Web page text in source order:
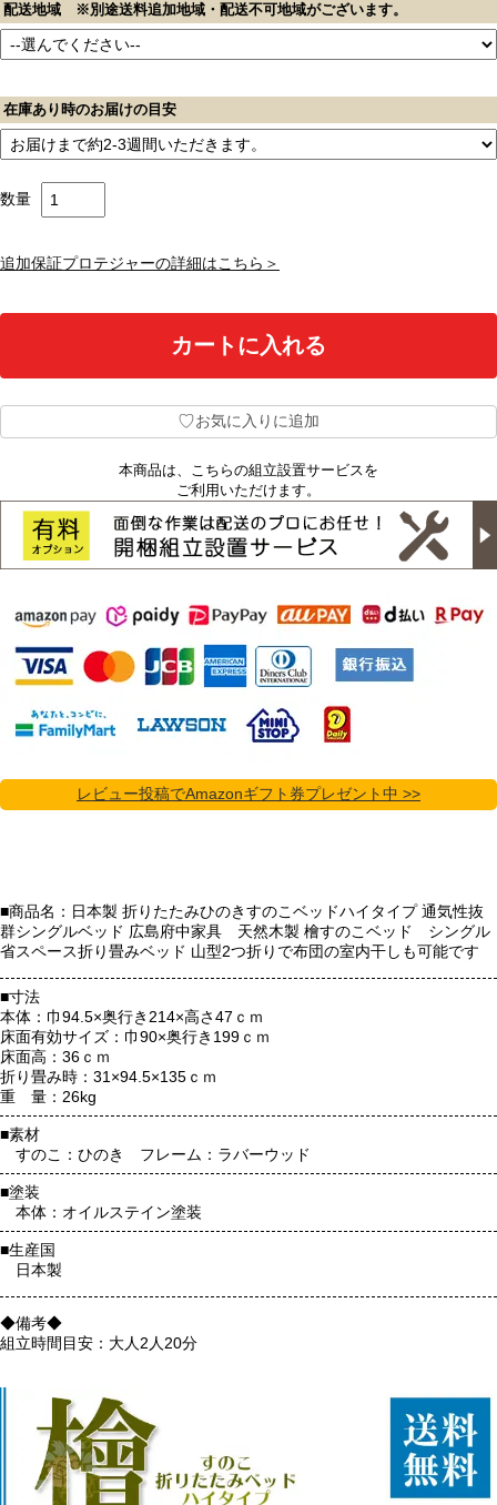
配送地域 ※別途送料追加地域・配送不可地域がございます。
在庫あり時のお届けの目安
数量
追加保証プロテジャーの詳細はこちら＞
♡お気に入りに追加
本商品は、こちらの組立設置サービスを
ご利用いただけます。
レビュー投稿でAmazonギフト券プレゼント中 >>
■商品名：日本製 折りたたみひのきすのこベッドハイタイプ 通気性抜
群シングルベッド 広島府中家具 天然木製 檜すのこベッド シングル
省スペース折り畳みベッド 山型2つ折りで布団の室内干しも可能です
■寸法
本体：巾94.5×奥行き214×高さ47ｃｍ
床面有効サイズ：巾90×奥行き199ｃｍ
床面高：36ｃｍ
折り畳み時：31×94.5×135ｃｍ
重 量：26kg
■素材
すのこ：ひのき フレーム：ラバーウッド
■塗装
本体：オイルステイン塗装
■生産国
日本製
◆備考◆
組立時間目安：大人2人20分